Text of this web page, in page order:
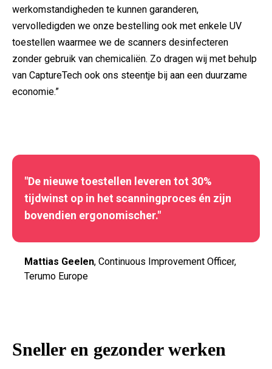
werkomstandigheden te kunnen garanderen,
vervolledigden we onze bestelling ook met enkele UV
toestellen waarmee we de scanners desinfecteren
zonder gebruik van chemicaliën. Zo dragen wij met behulp
van CaptureTech ook ons steentje bij aan een duurzame
economie.”
"De nieuwe toestellen leveren tot 30%
tijdwinst op in het scanningproces én zijn
bovendien ergonomischer."
Mattias Geelen, Continuous Improvement Officer,
Terumo Europe
Sneller en gezonder werken